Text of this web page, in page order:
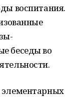
воспитания.
беседы во